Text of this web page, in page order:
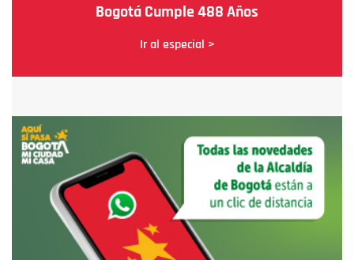
Bogotá Cumple 488 Años
Ir al especial >